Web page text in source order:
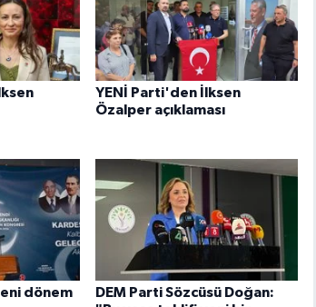
YENİ Parti'den İlksen
Özalper açıklaması
dönem
DEM Parti Sözcüsü Doğan: